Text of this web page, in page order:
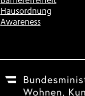
Hausordnung
Awareness